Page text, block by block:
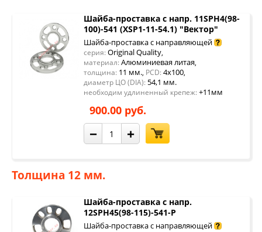
Шайба-проставка с напр. 11SPH4(98-
100)-541 (XSP1-11-54.1) "Вектор"
Шайба-проставка с направляющей
серия: Original Quality,
материал: Алюминиевая литая,
толщина: 11 мм., PCD: 4x100,
диаметр ЦО (DIA): 54,1 мм.
необходим удлиненный крепеж: +11мм
900.00 руб.
− +
Толщина 12 мм.
Шайба-проставка с напр.
12SPH45(98-115)-541-P
Шайба-проставка с направляющей